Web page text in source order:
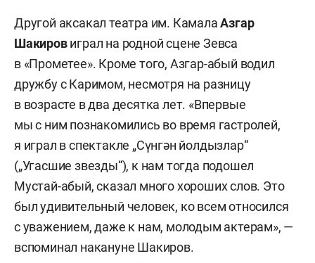
Другой аксакал театра им. КамалаАзгар
Шакировиграл на родной сцене Зевса
в «Прометее». Кроме того, Азгар-абый водил
дружбу с Каримом, несмотря на разницу
в возрасте в два десятка лет. «Впервые
мы с ним познакомились во время гастролей,
я играл в спектакле „Сүнгән йолдызлар“
(„Угасшие звезды“), к нам тогда подошел
Мустай-абый, сказал много хороших слов. Это
был удивительный человек, ко всем относился
с уважением, даже к нам, молодым актерам», —
вспоминал накануне Шакиров.